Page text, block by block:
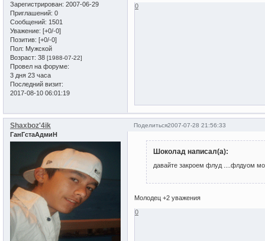
Зарегистрирован: 2007-06-29
Приглашений: 0
Сообщений: 1501
Уважение: [+0/-0]
Позитив: [+0/-0]
Пол: Мужской
Возраст: 38 [1988-07-22]
Провел на форуме:
3 дня 23 часа
Последний визит:
2017-08-10 06:01:19
0
Поделиться2007-07-28 21:56:33
Shaxboz'4ik
ГанГстаАдмиН
Шоколад написал(а):
давайте закроем флуд ....флдуом
Молодец +2 уважения
0